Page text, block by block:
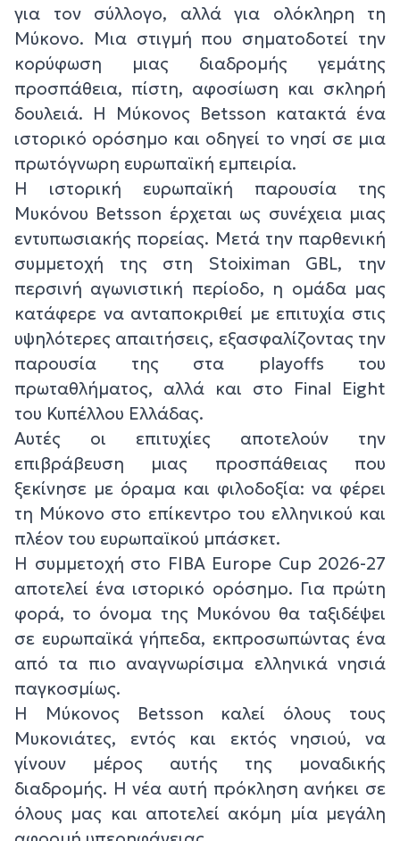
για τον σύλλογο, αλλά για ολόκληρη τη
Μύκονο. Μια στιγμή που σηματοδοτεί την
κορύφωση μιας διαδρομής γεμάτης
προσπάθεια, πίστη, αφοσίωση και σκληρή
δουλειά. Η Μύκονος Betsson κατακτά ένα
ιστορικό ορόσημο και οδηγεί το νησί σε μια
πρωτόγνωρη ευρωπαϊκή εμπειρία.
Η ιστορική ευρωπαϊκή παρουσία της
Μυκόνου Betsson έρχεται ως συνέχεια μιας
εντυπωσιακής πορείας. Μετά την παρθενική
συμμετοχή της στη Stoiximan GBL, την
περσινή αγωνιστική περίοδο, η ομάδα μας
κατάφερε να ανταποκριθεί με επιτυχία στις
υψηλότερες απαιτήσεις, εξασφαλίζοντας την
παρουσία της στα playoffs του
πρωταθλήματος, αλλά και στο Final Eight
του Κυπέλλου Ελλάδας.
Αυτές οι επιτυχίες αποτελούν την
επιβράβευση μιας προσπάθειας που
ξεκίνησε με όραμα και φιλοδοξία: να φέρει
τη Μύκονο στο επίκεντρο του ελληνικού και
πλέον του ευρωπαϊκού μπάσκετ.
Η συμμετοχή στο FIBA Europe Cup 2026-27
αποτελεί ένα ιστορικό ορόσημο. Για πρώτη
φορά, το όνομα της Μυκόνου θα ταξιδέψει
σε ευρωπαϊκά γήπεδα, εκπροσωπώντας ένα
από τα πιο αναγνωρίσιμα ελληνικά νησιά
παγκοσμίως.
Η Μύκονος Betsson καλεί όλους τους
Μυκονιάτες, εντός και εκτός νησιού, να
γίνουν μέρος αυτής της μοναδικής
διαδρομής. Η νέα αυτή πρόκληση ανήκει σε
όλους μας και αποτελεί ακόμη μία μεγάλη